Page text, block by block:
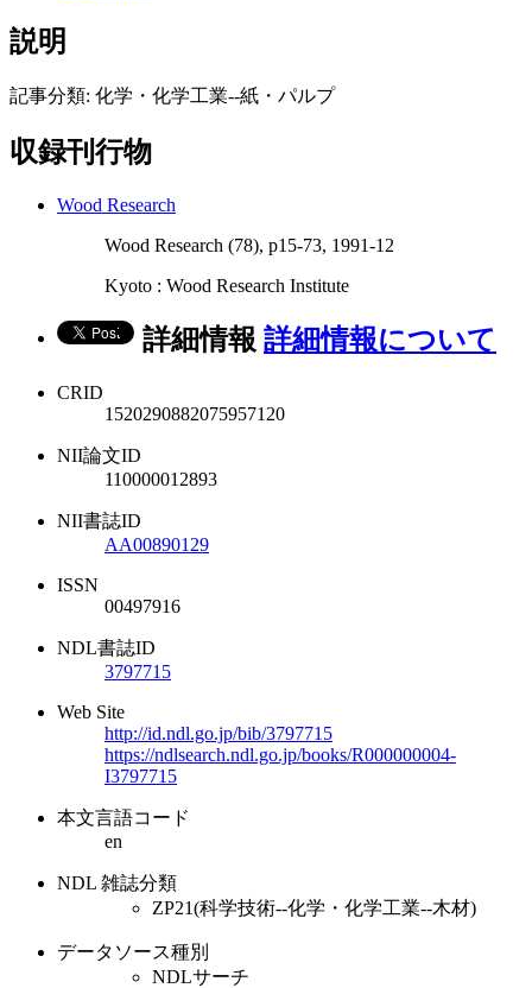
説明
記事分類: 化学・化学工業--紙・パルプ
収録刊行物
Wood Research
Wood Research (78), p15-73, 1991-12
Kyoto : Wood Research Institute
詳細情報 詳細情報について
CRID
1520290882075957120
NII論文ID
110000012893
NII書誌ID
AA00890129
ISSN
00497916
NDL書誌ID
3797715
Web Site
http://id.ndl.go.jp/bib/3797715
https://ndlsearch.ndl.go.jp/books/R000000004-
I3797715
本文言語コード
en
NDL 雑誌分類
ZP21(科学技術--化学・化学工業--木材)
データソース種別
NDLサーチ